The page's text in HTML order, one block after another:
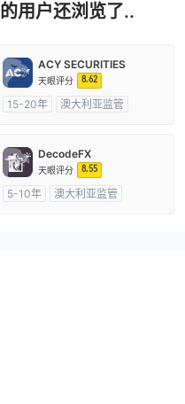
的用户还浏览了..
ACY SECURITIES
天眼评分 8.62
15-20年
澳大利亚监管
DecodeFX
天眼评分 8.55
5-10年
澳大利亚监管